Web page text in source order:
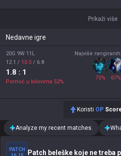
Prikaži više
Nedavne igre
20G 9W 11L
12.1 / 10.5 / 6.8
1.8 : 1
Pomoć u kilovima 52%
Najviše
75% 67%
Koristi OP
Analyze my recent matches.
PATCH
Patch beleške koje ne treba